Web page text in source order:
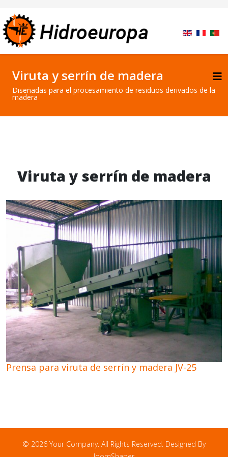
Viruta y serrín de madera
Diseñadas para el procesamiento de residuos derivados de la
madera
Viruta y serrín de madera
Prensa para viruta de serrín y madera JV-25
© 2026 Your Company. All Rights Reserved. Designed By